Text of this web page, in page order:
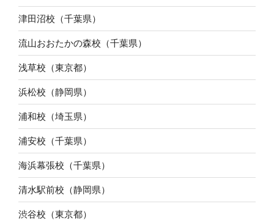
津田沼校（千葉県）
流山おおたかの森校（千葉県）
浅草校（東京都）
浜松校（静岡県）
浦和校（埼玉県）
浦安校（千葉県）
海浜幕張校（千葉県）
清水駅前校（静岡県）
渋谷校（東京都）